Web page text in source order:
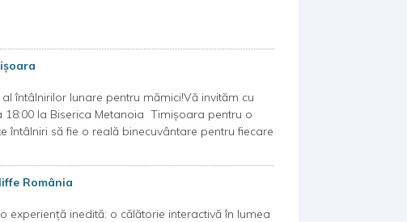
întâlnirilor lunare pentru mămici!Vă invităm cu
la Biserica Metanoia Timișoara pentru o
întâlniri să fie o reală binecuvântare pentru fiecare
România
experiență inedită: o călătorie interactivă în lumea